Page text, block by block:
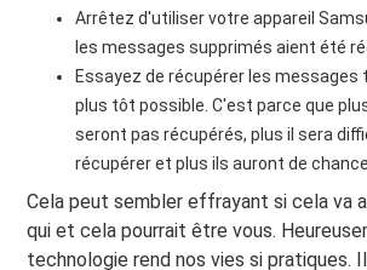
Arrêtez d'utiliser votre appareil
les messages supprimés aient été
Essayez de récupérer les messages
plus tôt possible. C'est parce que
seront pas récupérés, plus il sera
récupérer et plus ils auront de
Cela peut sembler effrayant si cela va
qui et cela pourrait être vous.
technologie rend nos vies si pratiques.